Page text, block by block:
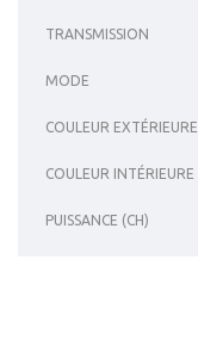
TRANSMISSION
MODE
COULEUR EXTÉRIEURE
COULEUR INTÉRIEURE
PUISSANCE (CH)